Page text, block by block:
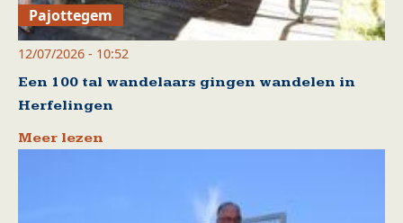
Pajottegem
12/07/2026 - 10:52
Een 100 tal wandelaars gingen wandelen in
Herfelingen
Meer lezen